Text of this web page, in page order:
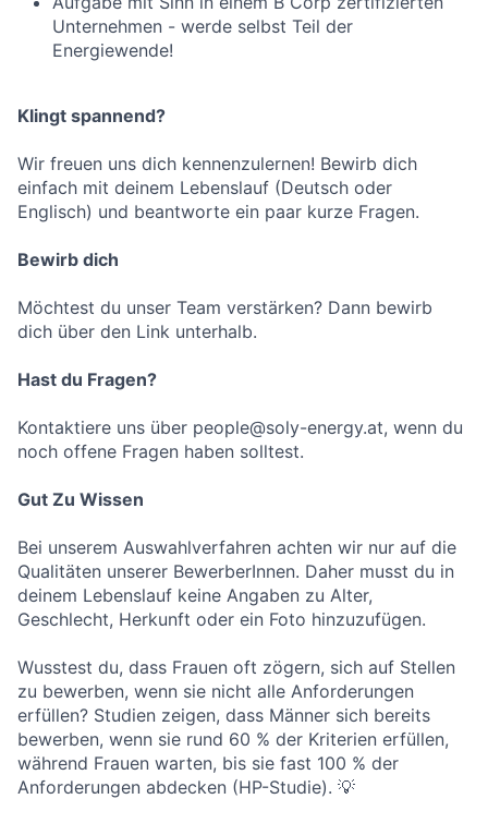
Unternehmen - werde selbst Teil der
Energiewende!
Klingt spannend?
Wir freuen uns dich kennenzulernen! Bewirb dich
einfach mit deinem Lebenslauf (Deutsch oder
Englisch) und beantworte ein paar kurze Fragen.
Bewirb dich
Möchtest du unser Team verstärken? Dann bewirb
dich über den Link unterhalb.
Hast du Fragen?
Kontaktiere uns über people@soly-energy.at, wenn du
noch offene Fragen haben solltest.
Gut Zu Wissen
Bei unserem Auswahlverfahren achten wir nur auf die
Qualitäten unserer BewerberInnen. Daher musst du in
deinem Lebenslauf keine Angaben zu Alter,
Geschlecht, Herkunft oder ein Foto hinzuzufügen.
Wusstest du, dass Frauen oft zögern, sich auf Stellen
zu bewerben, wenn sie nicht alle Anforderungen
erfüllen? Studien zeigen, dass Männer sich bereits
bewerben, wenn sie rund 60 % der Kriterien erfüllen,
während Frauen warten, bis sie fast 100 % der
Anforderungen abdecken (HP-Studie). 💡